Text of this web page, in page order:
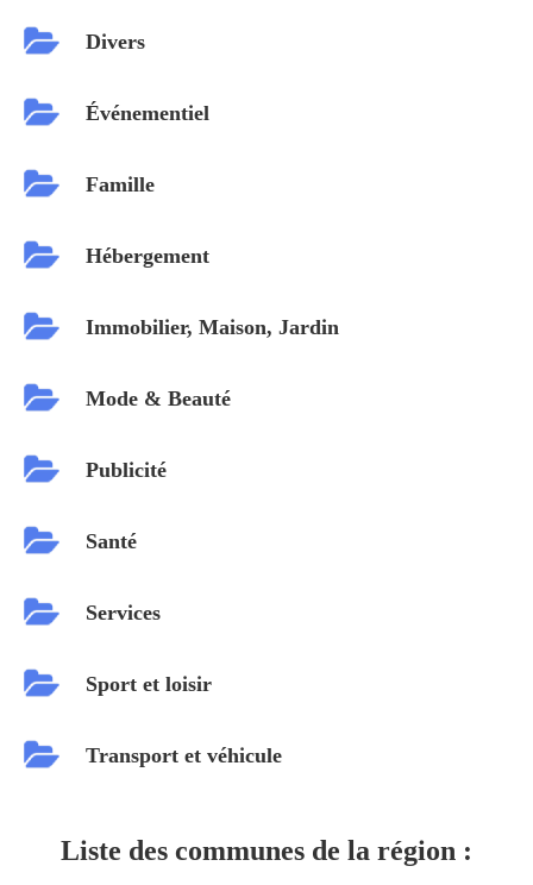
Divers
Événementiel
Famille
Hébergement
Immobilier, Maison, Jardin
Mode & Beauté
Publicité
Santé
Services
Sport et loisir
Transport et véhicule
Liste des communes de la région :